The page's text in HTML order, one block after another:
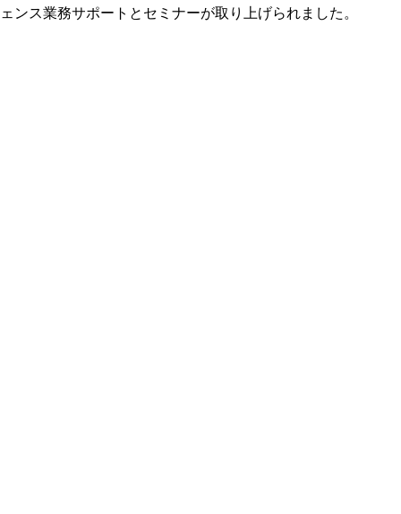
ェンス業務サポートとセミナーが取り上げられました。